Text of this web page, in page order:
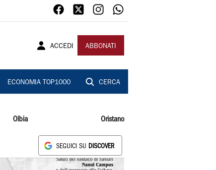
ACCEDI ABBONATI
ECONOMIA TOP1000 CERCA
Olbia Oristano
SEGUICI SU DISCOVER